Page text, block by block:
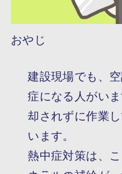
おやじ
建設現場でも、
症になる人がい
却されずに作業
います。
熱中症対策は、